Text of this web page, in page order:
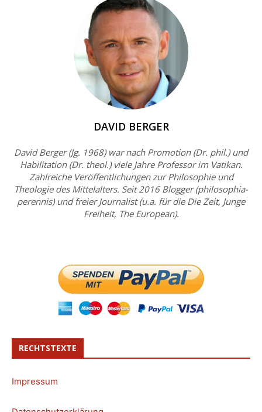
DAVID BERGER
David Berger (Jg. 1968) war nach Promotion (Dr. phil.) und
Habilitation (Dr. theol.) viele Jahre Professor im Vatikan.
Zahlreiche Veröffentlichungen zur Philosophie und
Theologie des Mittelalters. Seit 2016 Blogger (philosophia-
perennis) und freier Journalist (u.a. für die Die Zeit, Junge
Freiheit, The European).
RECHTSTEXTE
Impressum